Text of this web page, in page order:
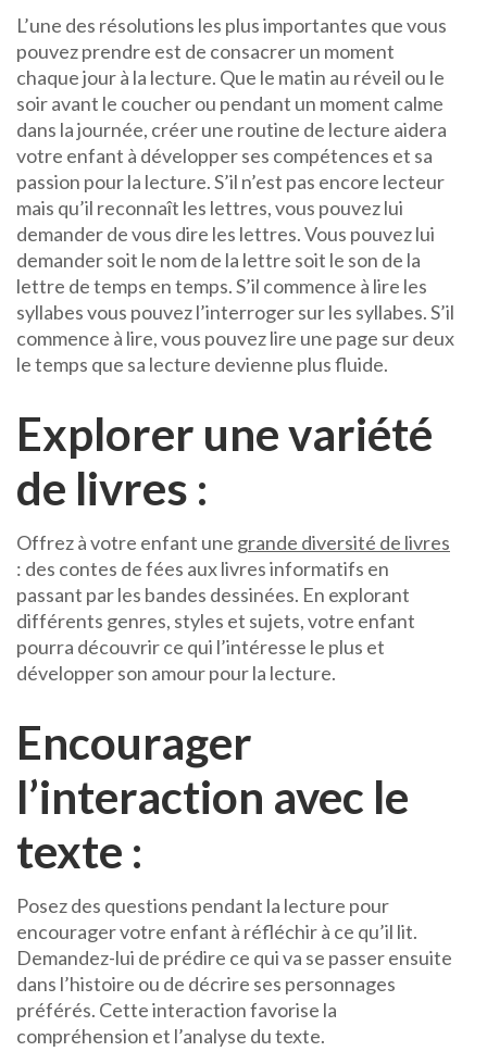
L’une des résolutions les plus importantes que vous
pouvez prendre est de consacrer un moment
chaque jour à la lecture. Que le matin au réveil ou le
soir avant le coucher ou pendant un moment calme
dans la journée, créer une routine de lecture aidera
votre enfant à développer ses compétences et sa
passion pour la lecture. S’il n’est pas encore lecteur
mais qu’il reconnaît les lettres, vous pouvez lui
demander de vous dire les lettres. Vous pouvez lui
demander soit le nom de la lettre soit le son de la
lettre de temps en temps. S’il commence à lire les
syllabes vous pouvez l’interroger sur les syllabes. S’il
commence à lire, vous pouvez lire une page sur deux
le temps que sa lecture devienne plus fluide.
Explorer une variété
de livres :
Offrez à votre enfant une grande diversité de livres
: des contes de fées aux livres informatifs en
passant par les bandes dessinées. En explorant
différents genres, styles et sujets, votre enfant
pourra découvrir ce qui l’intéresse le plus et
développer son amour pour la lecture.
Encourager
l’interaction avec le
texte :
Posez des questions pendant la lecture pour
encourager votre enfant à réfléchir à ce qu’il lit.
Demandez-lui de prédire ce qui va se passer ensuite
dans l’histoire ou de décrire ses personnages
préférés. Cette interaction favorise la
compréhension et l’analyse du texte.